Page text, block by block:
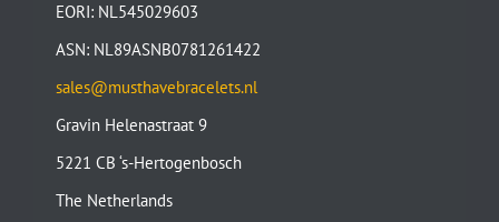
EORI: NL545029603
ASN: NL89ASNB0781261422
sales@musthavebracelets.nl
Gravin Helenastraat 9
5221 CB ‘s-Hertogenbosch
The Netherlands